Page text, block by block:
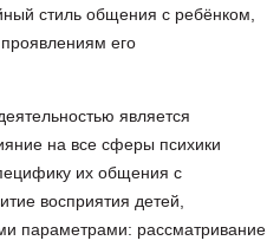
стиль общения с ребёнком,
его
является
на все сферы психики
их общения с
восприятия детей,
параметрами: рассматривание